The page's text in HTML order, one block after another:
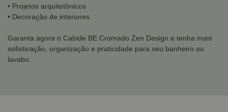
• Projetos arquitetônicos
• Decoração de interiores
Garanta agora o Cabide BE Cromado Zen Design e tenha mais
sofisticação, organização e praticidade para seu banheiro ou
lavabo.